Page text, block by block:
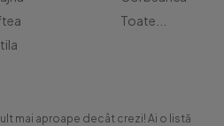
Toate...
mai aproape decât crezi! Ai o listă